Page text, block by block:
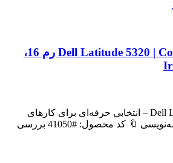
لپ‌تاپ استوک Dell Latitude 5320 | Core i5 رم 16،
🔥 لپ تاپ Dell Latitude 5320 – انتخابی حرفه‌ای برای کارهای
🔖 کد محصول: #41050 بررسی